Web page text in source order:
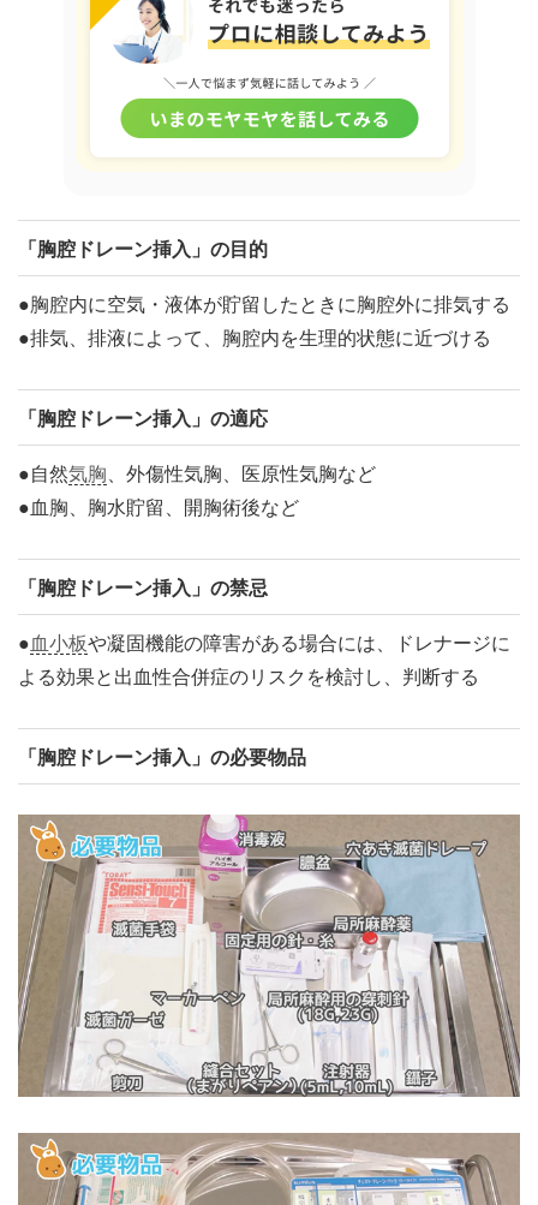
「胸腔ドレーン挿入」の目的
●胸腔内に空気・液体が貯留したときに胸腔外に排気する
●排気、排液によって、胸腔内を生理的状態に近づける
「胸腔ドレーン挿入」の適応
●自然気胸 、外傷性気胸、医原性気胸など
●血胸、胸水貯留、開胸術後など
「胸腔ドレーン挿入」の禁忌
●血小板や凝固機能の障害がある場合には、ドレナージに
よる効果と出血性合併症のリスクを検討し、判断する
「胸腔ドレーン挿入」の必要物品